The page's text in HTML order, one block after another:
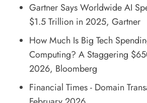
Gartner Says Worldwide AI
$1.5 Trillion in 2025, Gartner
How Much Is Big Tech
Computing? A Staggering
2026, Bloomberg
Financial Times - Domain